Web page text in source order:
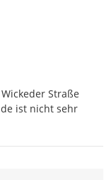
Straße
ist nicht sehr